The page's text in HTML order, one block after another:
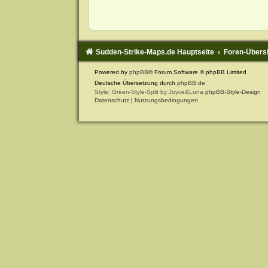
Sudden-Strike-Maps.de Hauptseite Foren-
Powered by phpBB® Forum Software © phpBB Limited
Deutsche Übersetzung durch phpBB.de
Style: Green-Style-Split by Joyce&Luna phpBB-Style-Design
Datenschutz | Nutzungsbedingungen